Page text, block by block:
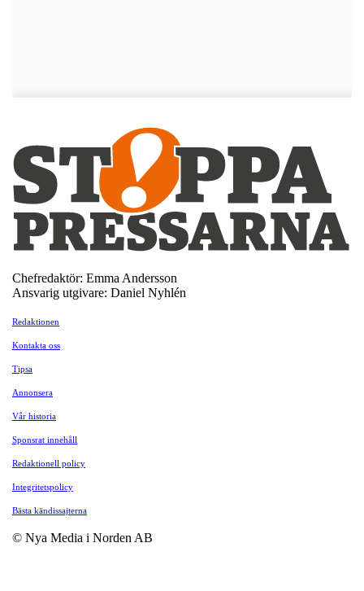
Chefredaktör: Emma Andersson
Ansvarig utgivare: Daniel Nyhlén
Redaktionen
Kontakta oss
Tipsa
Annonsera
Vår historia
Sponsrat innehåll
Redaktionell policy
Integritetspolicy
Bästa kändissajterna
© Nya Media i Norden AB